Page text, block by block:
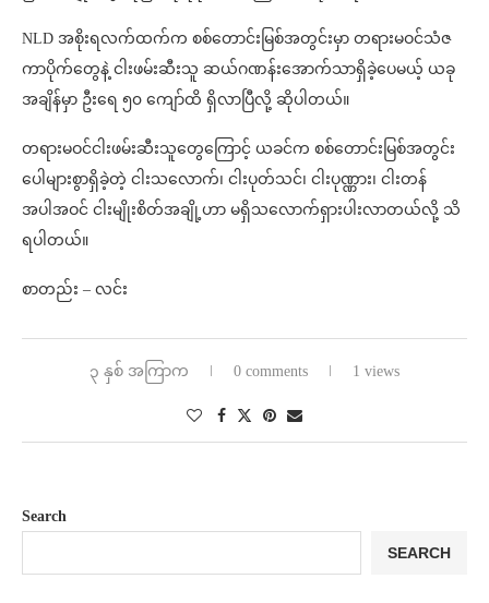
NLD အစိုးရလက်ထက်က စစ်တောင်းမြစ်အတွင်းမှာ တရားမဝင်သံဇ
ကာပိုက်တွေနဲ့ ငါးဖမ်းဆီးသူ ဆယ်ဂဏန်းအောက်သာရှိခဲ့ပေမယ့် ယခု
အချိန်မှာ ဦးရေ ၅၀ ကျော်ထိ ရှိလာပြီလို့ ဆိုပါတယ်။
တရားမဝင်ငါးဖမ်းဆီးသူတွေကြောင့် ယခင်က စစ်တောင်းမြစ်အတွင်း
ပေါများစွာရှိခဲ့တဲ့ ငါးသလောက်၊ ငါးပုတ်သင်၊ ငါးပုဏ္ဏား၊ ငါးတန်
အပါအဝင် ငါးမျိုးစိတ်အချို့ဟာ မရှိသလောက်ရှားပါးလာတယ်လို့ သိ
ရပါတယ်။
စာတည်း – လင်း
၃ နှစ် အကြာက 0 comments 1 views
Search
SEARCH